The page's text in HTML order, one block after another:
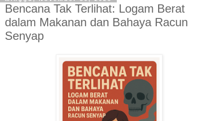
Bencana Tak Terlihat: Logam Berat
dalam Makanan dan Bahaya Racun
Senyap